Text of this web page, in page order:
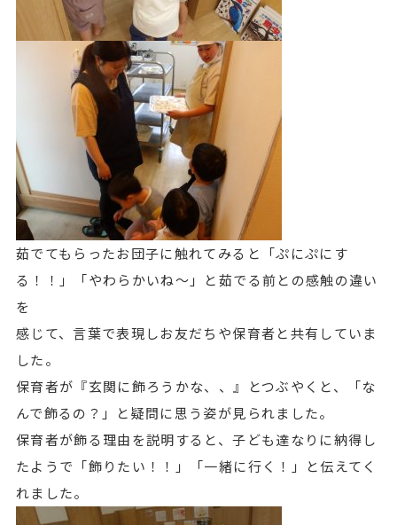
茹でてもらったお団子に触れてみると「ぷにぷにす
る！！」「やわらかいね～」と茹でる前との感触の違い
を
感じて、言葉で表現しお友だちや保育者と共有していま
した。
保育者が『玄関に飾ろうかな、、』とつぶやくと、「な
んで飾るの？」と疑問に思う姿が見られました。
保育者が飾る理由を説明すると、子ども達なりに納得し
たようで「飾りたい！！」「一緒に行く！」と伝えてく
れました。